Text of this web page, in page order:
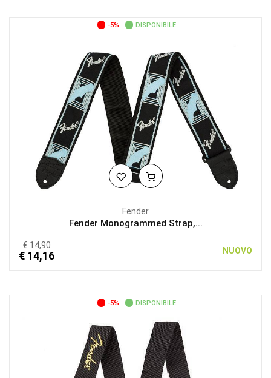
-5% DISPONIBILE
Fender
Fender Monogrammed Strap,...
€ 14,90
€ 14,16 NUOVO
-5% DISPONIBILE